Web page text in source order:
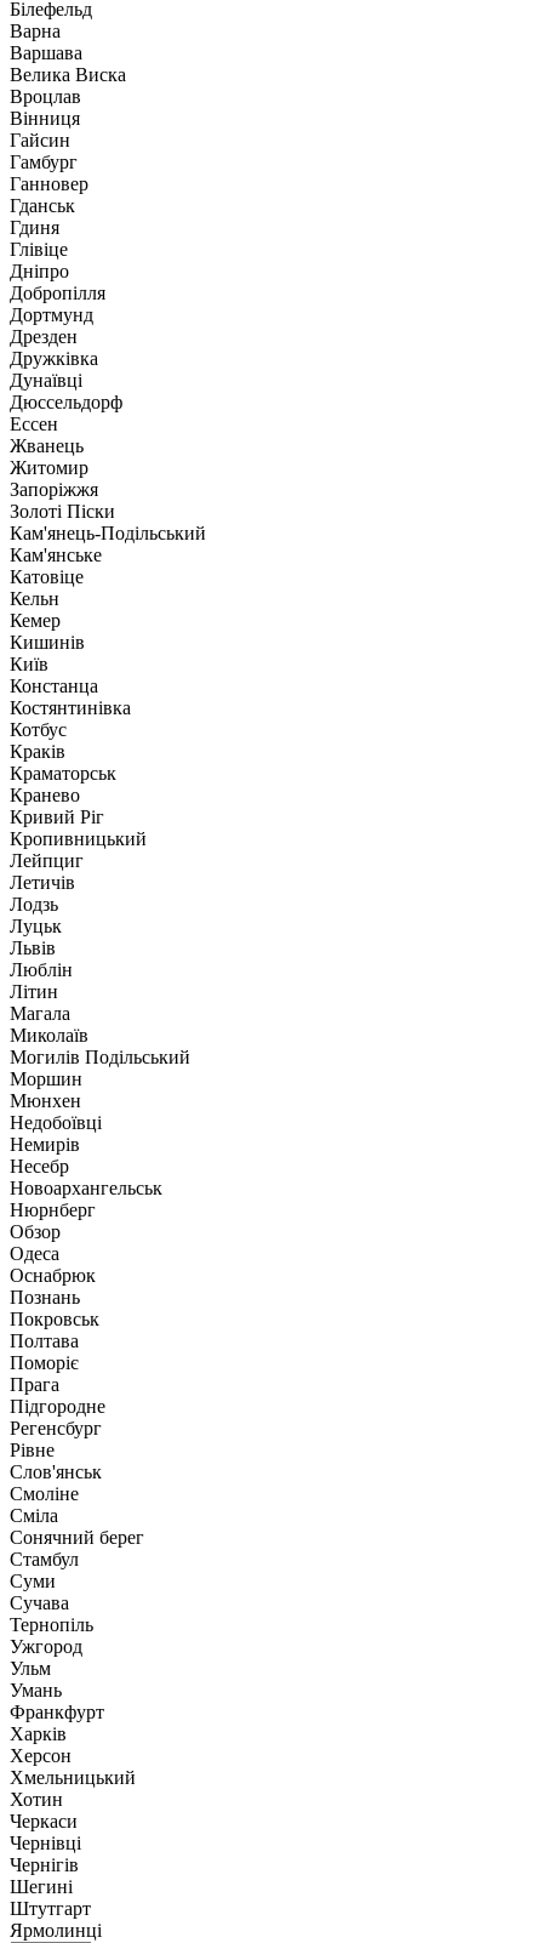
Білефельд
Варна
Варшава
Велика Виска
Вроцлав
Вінниця
Гайсин
Гамбург
Ганновер
Гданськ
Гдиня
Глівіце
Дніпро
Добропілля
Дортмунд
Дрезден
Дружківка
Дунаївці
Дюссельдорф
Ессен
Жванець
Житомир
Запоріжжя
Золоті Піски
Кам'янець-Подільський
Кам'янське
Катовіце
Кельн
Кемер
Кишинів
Київ
Констанца
Костянтинівка
Котбус
Краків
Краматорськ
Кранево
Кривий Ріг
Кропивницький
Лейпциг
Летичів
Лодзь
Луцьк
Львів
Люблін
Літин
Магала
Миколаїв
Могилів Подільський
Моршин
Мюнхен
Недобоївці
Немирів
Несебр
Новоархангельськ
Нюрнберг
Обзор
Одеса
Оснабрюк
Познань
Покровськ
Полтава
Поморіє
Прага
Підгородне
Регенсбург
Рівне
Слов'янськ
Смоліне
Сміла
Сонячний берег
Стамбул
Суми
Сучава
Тернопіль
Ужгород
Ульм
Умань
Франкфурт
Харків
Херсон
Хмельницький
Хотин
Черкаси
Чернівці
Чернігів
Шегині
Штутгарт
Ярмолинці